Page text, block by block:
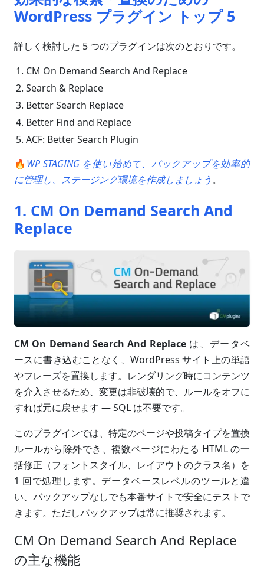
WordPress プラグイン トップ 5
詳しく検討した 5 つのプラグインは次のとおりです。
CM On Demand Search And Replace
Search & Replace
Better Search Replace
Better Find and Replace
ACF: Better Search Plugin
🔥 WP STAGING を使い始めて、バックアップを効率的
に管理し、ステージング環境を作成しましょう。
1. CM On Demand Search And
Replace
CM On Demand Search And Replaceは、データベ
ースに書き込むことなく、WordPress サイト上の単語
やフレーズを置換します。レンダリング時にコンテンツ
を介入させるため、変更は非破壊的で、ルールをオフに
すれば元に戻せます — SQL は不要です。
このプラグインでは、特定のページや投稿タイプを置換
ルールから除外でき、複数ページにわたる HTML の一
括修正（フォントスタイル、レイアウトのクラス名）を
1 回で処理します。データベースレベルのツールと違
い、バックアップなしでも本番サイトで安全にテストで
きます。ただしバックアップは常に推奨されます。
CM On Demand Search And Replace
の主な機能